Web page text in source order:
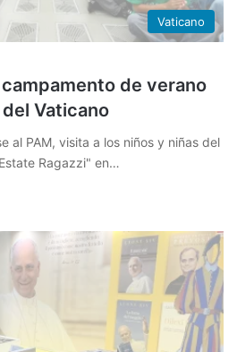
Vaticano
de verano
Vaticano
al PAM, visita a los niños y niñas del
Ragazzi" en…